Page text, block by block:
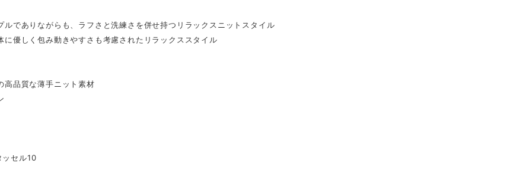
ルでありながらも、ラフさと洗練さを併せ持つリラックスニットスタイル
に優しく包み動きやすさも考慮されたリラックススタイル
高品質な薄手ニット素材
セル10